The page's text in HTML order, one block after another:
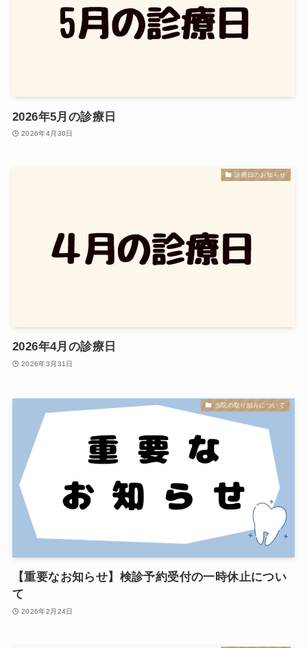
2026年5月の診療日
2026年4月30日
診療日のお知らせ
2026年4月の診療日
2026年3月31日
当院の取り組みについて
【重要なお知らせ】検診予約受付の一時休止につい
て
2026年2月24日